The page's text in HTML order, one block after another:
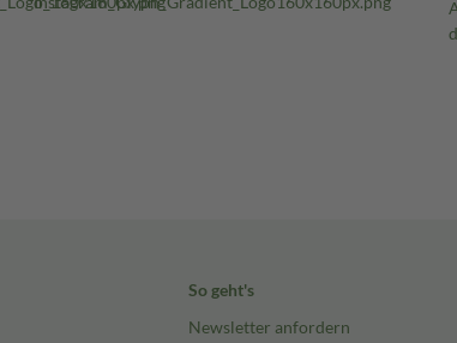
So geht's
Newsletter anfordern